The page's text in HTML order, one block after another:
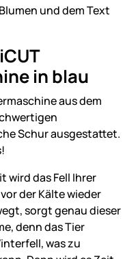
in blau
aus dem
Schur ausgestattet.
wird das Fell Ihrer
der Kälte wieder
sorgt genau dieser
denn das Tier
was zu